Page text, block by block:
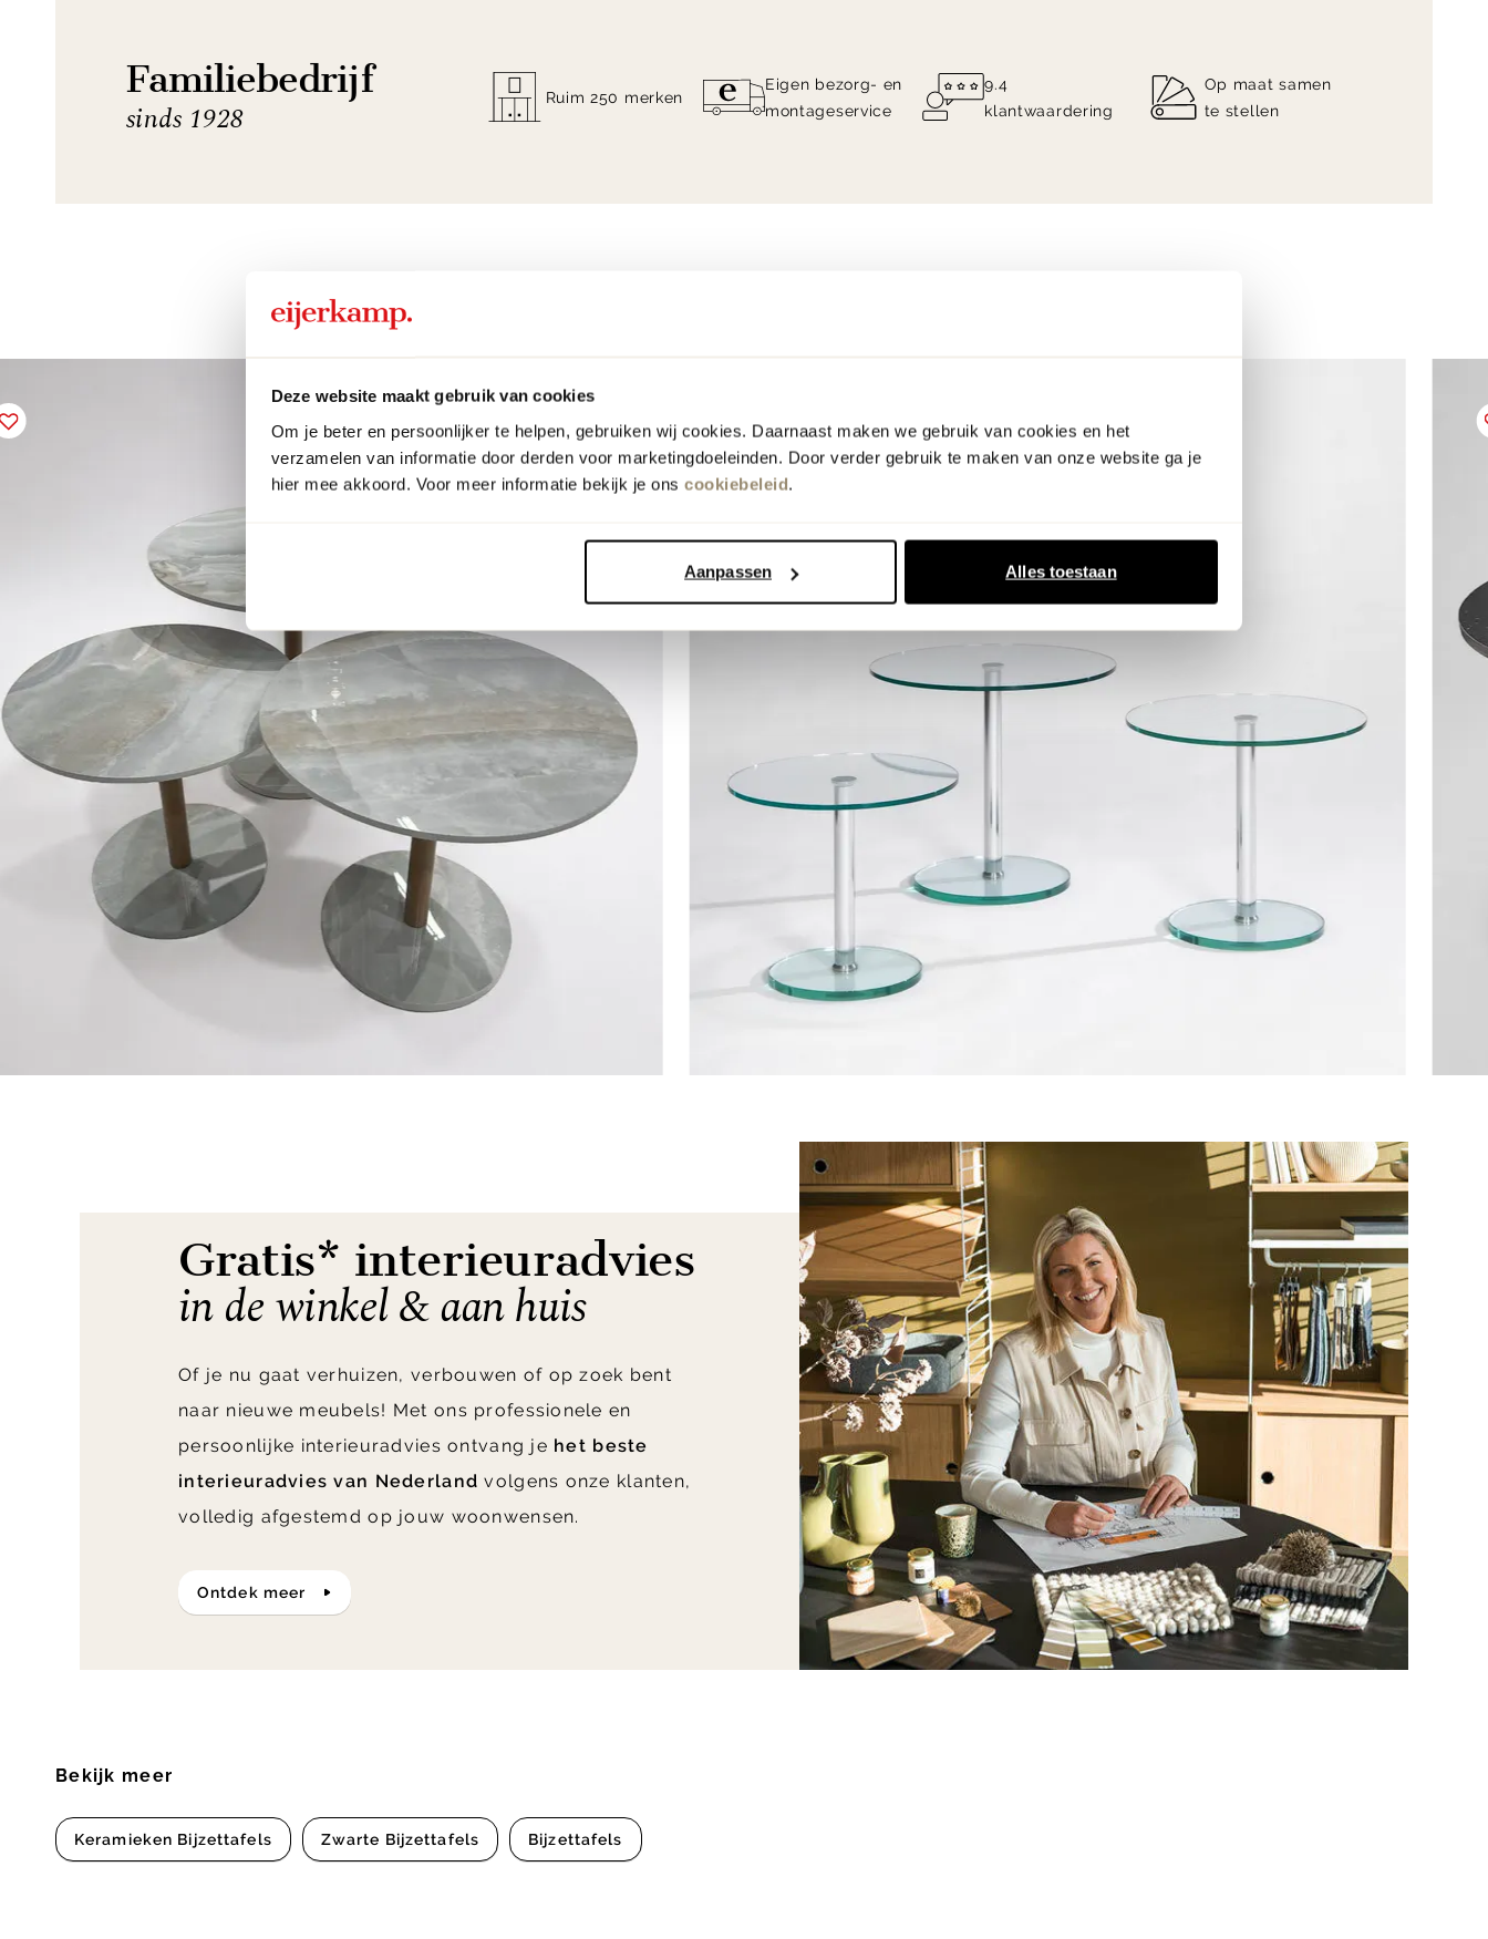
Deze website maakt gebruik van cookies
Om je beter en persoonlijker te helpen, gebruiken wij cookies. Daarnaast maken we gebruik van cookies en het
verzamelen van informatie door derden voor marketingdoeleinden. Door verder gebruik te maken van onze website ga je
hier mee akkoord. Voor meer informatie bekijk je ons cookiebeleid.
Aanpassen Alles toestaan
Familiebedrijf
sinds 1928
Ruim 250 merken
Eigen bezorg- en
montageservice
9.4
klantwaardering
Op maat samen
te stellen
Gratis* interieuradvies
in de winkel & aan huis
Of je nu gaat verhuizen, verbouwen of op zoek bent
naar nieuwe meubels! Met ons professionele en
persoonlijke interieuradvies ontvang je het beste
interieuradvies van Nederland volgens onze klanten,
volledig afgestemd op jouw woonwensen.
ontdek meer
Bekijk meer
Keramieken Bijzettafels Zwarte Bijzettafels Bijzettafels